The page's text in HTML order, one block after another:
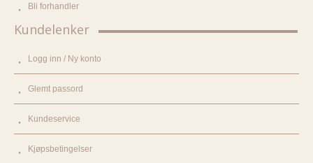
Bli forhandler
Kundelenker
Logg inn / Ny konto
Glemt passord
Kundeservice
Kjøpsbetingelser